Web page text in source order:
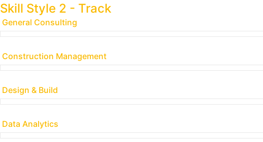
Skill Style 2 - Track
General Consulting
Construction Management
Design & Build
Data Analytics